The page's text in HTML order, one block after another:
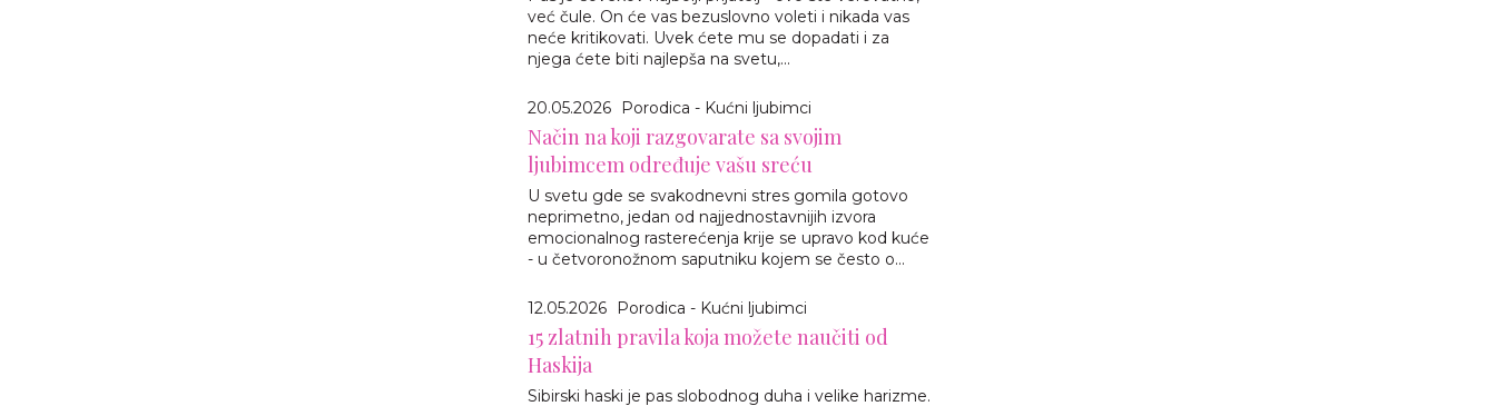
već čule. On će vas bezuslovno voleti i nikada vas
neće kritikovati. Uvek ćete mu se dopadati i za
njega ćete biti najlepša na svetu,...
20.05.2026 Porodica - Kućni ljubimci
Način na koji razgovarate sa svojim
ljubimcem određuje vašu sreću
U svetu gde se svakodnevni stres gomila gotovo
neprimetno, jedan od najjednostavnijih izvora
emocionalnog rasterećenja krije se upravo kod kuće
- u četvoronožnom saputniku kojem se često o...
12.05.2026 Porodica - Kućni ljubimci
15 zlatnih pravila koja možete naučiti od
Haskija
Sibirski haski je pas slobodnog duha i velike harizme.